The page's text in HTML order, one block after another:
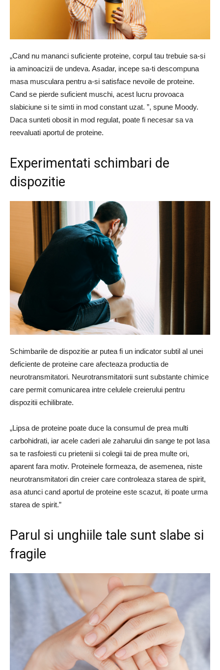
„Cand nu mananci suficiente proteine, corpul tau trebuie sa-si
ia aminoacizii de undeva. Asadar, incepe sa-ti descompuna
masa musculara pentru a-si satisface nevoile de proteine.
Cand se pierde suficient muschi, acest lucru provoaca
slabiciune si te simti in mod constant uzat. ”, spune Moody.
Daca sunteti obosit in mod regulat, poate fi necesar sa va
reevaluati aportul de proteine.
Experimentati schimbari de
dispozitie
Schimbarile de dispozitie ar putea fi un indicator subtil al unei
deficiente de proteine ​​care afecteaza productia de
neurotransmitatori. Neurotransmitatorii sunt substante chimice
care permit comunicarea intre celulele creierului pentru
dispozitii echilibrate.
„Lipsa de proteine ​​poate duce la consumul de prea multi
carbohidrati, iar acele caderi ale zaharului din sange te pot lasa
sa te rasfoiesti cu prietenii si colegii tai de prea multe ori,
aparent fara motiv. Proteinele formeaza, de asemenea, niste
neurotransmitatori din creier care controleaza starea de spirit,
asa atunci cand aportul de proteine ​​este scazut, iti poate urma
starea de spirit.”
Parul si unghiile tale sunt slabe si
fragile